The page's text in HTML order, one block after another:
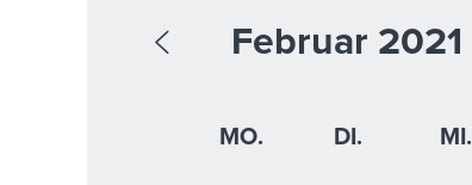
Februar 2021
MO. DI. MI.